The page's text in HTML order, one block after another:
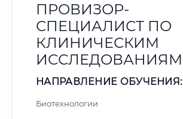
ПРОВИЗОР-
СПЕЦИАЛИСТ ПО
КЛИНИЧЕСКИМ
ИССЛЕДОВАНИЯМ
НАПРАВЛЕНИЕ ОБУЧЕНИЯ:
Биотехнологии